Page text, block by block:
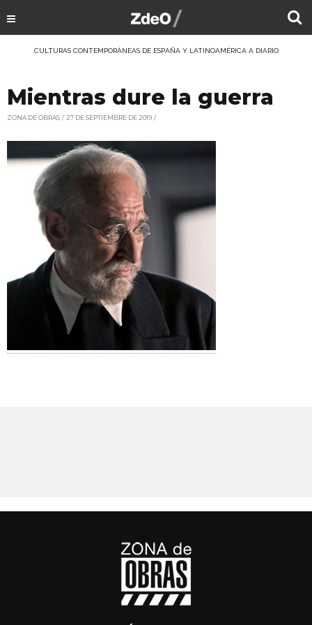
CULTURAS CONTEMPORÁNEAS DE ESPAÑA Y LATINOAMÉRICA A DIARIO
Mientras dure la guerra
ZONA DE OBRAS 27 DE SEPTIEMBRE DE 2019